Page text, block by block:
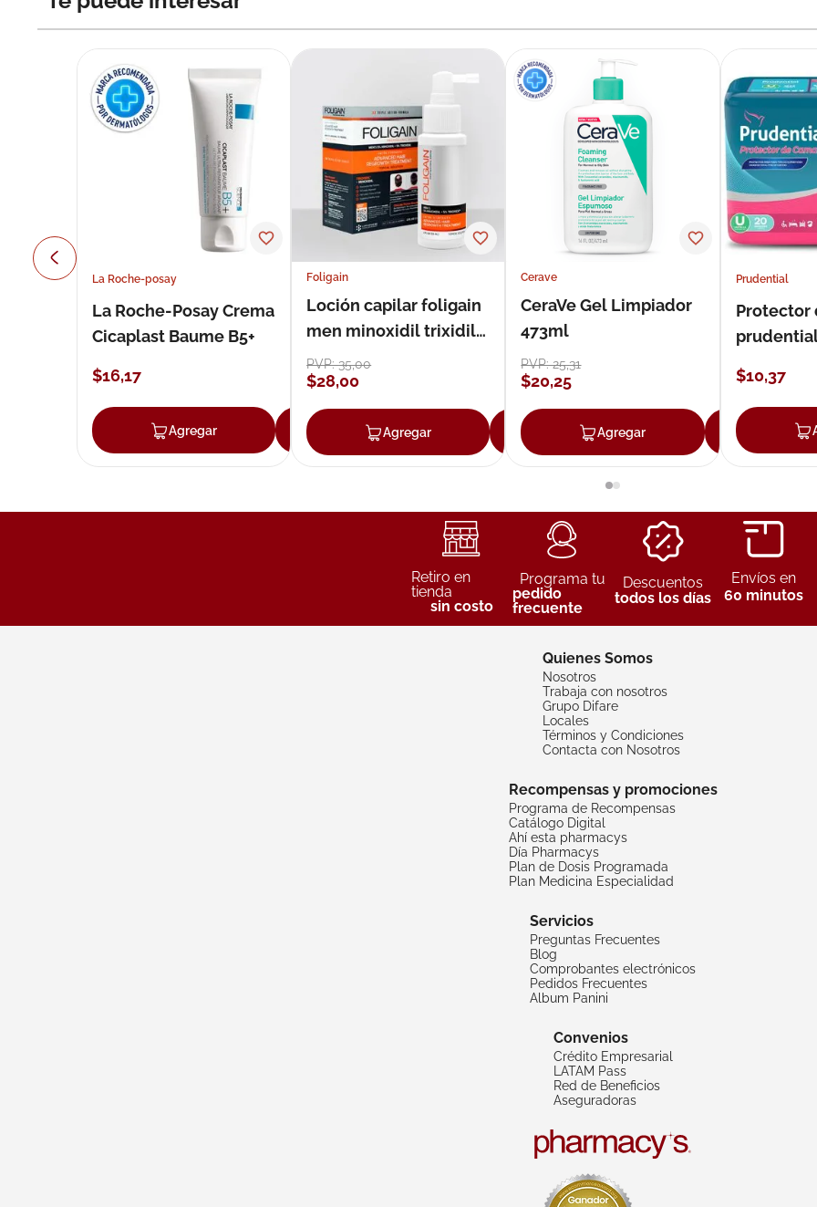
La Roche-posay
La Roche-Posay Crema
Cicaplast Baume B5+
$16,17
Agregar Agregar
Foligain
Loción capilar foligain
men minoxidil trixidil
loción 59 ml
PVP:35,00
$28,00
Agregar Agregar
Cerave
CeraVe Gel Limpiador
473ml
PVP:25,31
$20,25
Agregar
Prudential
Protector
$10,37
Retiro en
tienda
sin costo
Programa tu
pedido
frecuente
Descuentos
todos los días
Envíos en
60 minutos
Quienes Somos
Nosotros
Trabaja con nosotros
Grupo Difare
Locales
Términos y Condiciones
Contacta con Nosotros
Recompensas y promociones
Programa de Recompensas
Catálogo Digital
Ahí esta pharmacys
Día Pharmacys
Plan de Dosis Programada
Plan Medicina Especialidad
Servicios
Preguntas Frecuentes
Blog
Comprobantes electrónicos
Pedidos Frecuentes
Album Panini
Convenios
Crédito Empresarial
LATAM Pass
Red de Beneficios
Aseguradoras